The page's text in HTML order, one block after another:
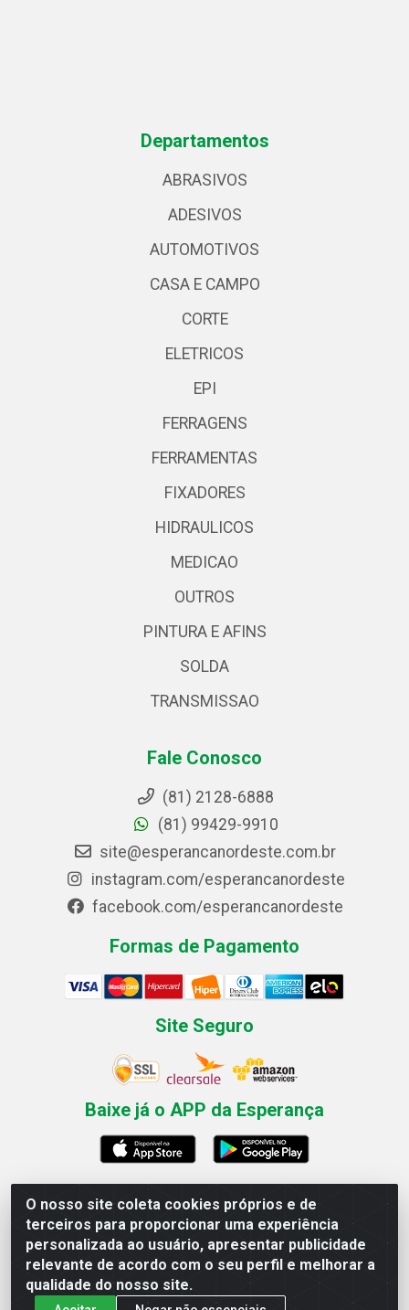
O nosso site coleta cookies próprios e de
terceiros para proporcionar uma experiência
personalizada ao usuário, apresentar publicidade
relevante de acordo com o seu perfil e melhorar a
qualidade do nosso site.
Departamentos
ABRASIVOS
ADESIVOS
AUTOMOTIVOS
CASA E CAMPO
CORTE
ELETRICOS
EPI
FERRAGENS
FERRAMENTAS
FIXADORES
HIDRAULICOS
MEDICAO
OUTROS
PINTURA E AFINS
SOLDA
TRANSMISSAO
Fale Conosco
(81) 2128-6888
(81) 99429-9910
site@esperancanordeste.com.br
instagram.com/esperancanordeste
facebook.com/esperancanordeste
Formas de Pagamento
Site Seguro
Baixe já o APP da Esperança
Esperança Nordeste - Rua Professor Caldas Filho, 291 -
Estância - Recife / PE CEP: 50771-335 - CNPJ
03.666.136/0001-23